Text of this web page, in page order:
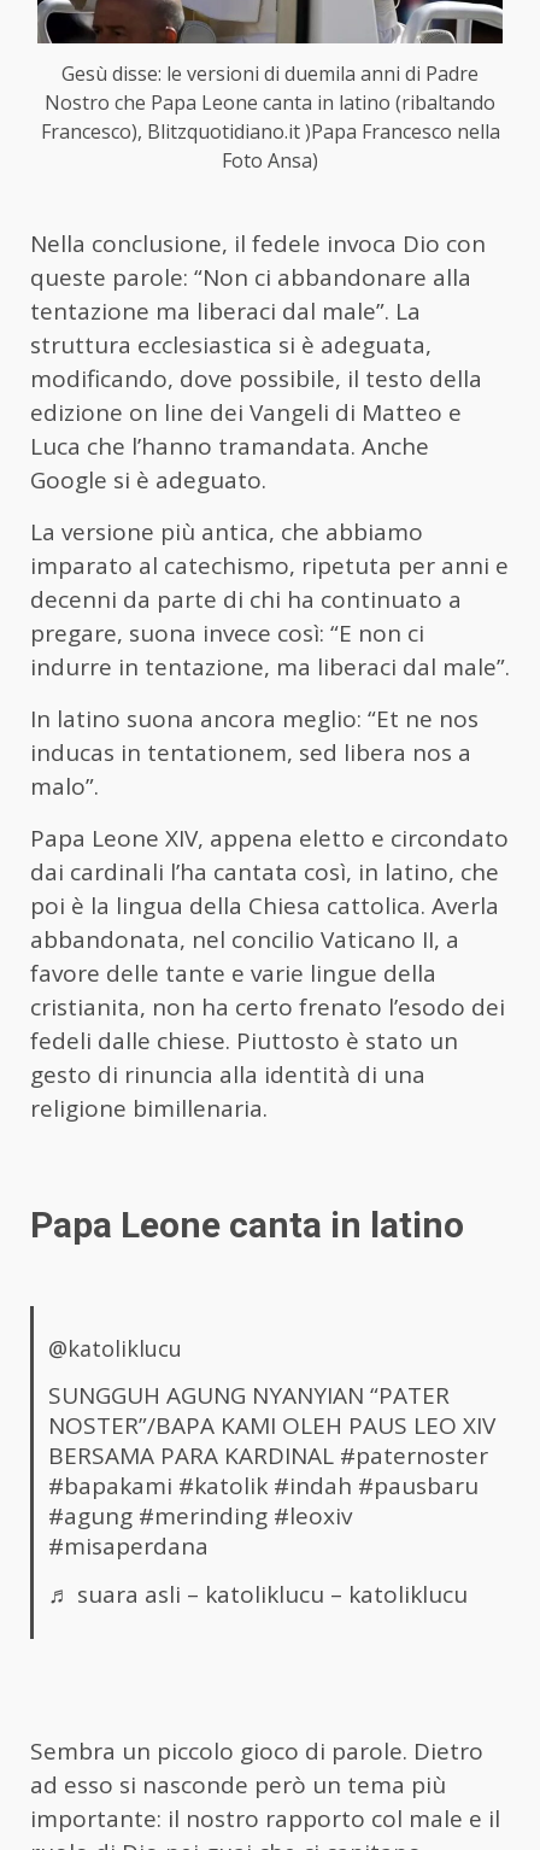
Gesù disse: le versioni di duemila anni di Padre
Nostro che Papa Leone canta in latino (ribaltando
Francesco), Blitzquotidiano.it )Papa Francesco nella
Foto Ansa)
Nella conclusione, il fedele invoca Dio con
queste parole: “Non ci abbandonare alla
tentazione ma liberaci dal male”. La
struttura ecclesiastica si è adeguata,
modificando, dove possibile, il testo della
edizione on line dei Vangeli di Matteo e
Luca che l’hanno tramandata. Anche
Google si è adeguato.
La versione più antica, che abbiamo
imparato al catechismo, ripetuta per anni e
decenni da parte di chi ha continuato a
pregare, suona invece così: “E non ci
indurre in tentazione, ma liberaci dal male”.
In latino suona ancora meglio: “Et ne nos
inducas in tentationem, sed libera nos a
malo”.
Papa Leone XIV, appena eletto e circondato
dai cardinali l’ha cantata così, in latino, che
poi è la lingua della Chiesa cattolica. Averla
abbandonata, nel concilio Vaticano II, a
favore delle tante e varie lingue della
cristianita, non ha certo frenato l’esodo dei
fedeli dalle chiese. Piuttosto è stato un
gesto di rinuncia alla identità di una
religione bimillenaria.
Papa Leone canta in latino
@katoliklucu
SUNGGUH AGUNG NYANYIAN “PATER
NOSTER”/BAPA KAMI OLEH PAUS LEO XIV
BERSAMA PARA KARDINAL #paternoster
#bapakami #katolik #indah #pausbaru
#agung #merinding #leoxiv
#misaperdana
♬ suara asli – katoliklucu – katoliklucu
Sembra un piccolo gioco di parole. Dietro
ad esso si nasconde però un tema più
importante: il nostro rapporto col male e il